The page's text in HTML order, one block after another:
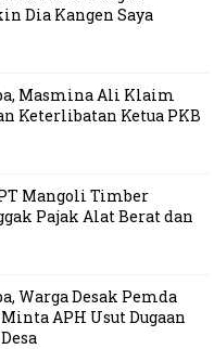
Dia Kangen Saya
Masmina Ali Klaim
Keterlibatan Ketua PKB
Mangoli Timber
Pajak Alat Berat dan
Warga Desak Pemda
APH Usut Dugaan